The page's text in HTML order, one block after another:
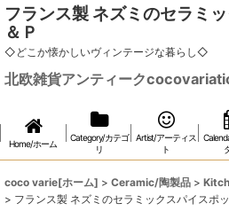
フランス製 ネズミのセラミ
＆Ｐ
◇どこか懐かしいヴィンテージな暮らし◇
北欧雑貨アンティーク
Home/ホーム
Category/カテゴ
リ
Artist/アーティス
ト
coco varie[ホーム] > Ceramic/陶製品 >
> フランス製 ネズミのセラミックスパイスポ